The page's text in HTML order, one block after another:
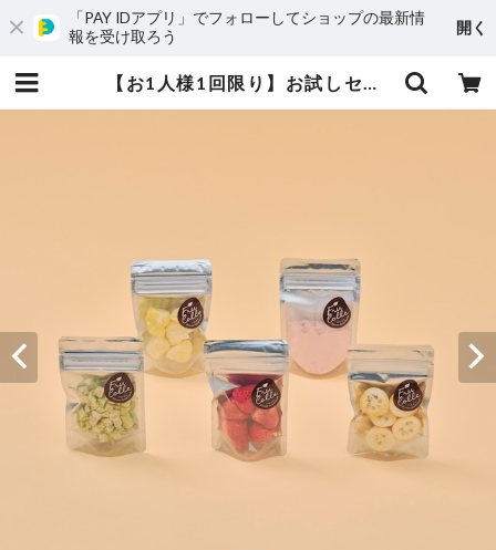
「PAY IDアプリ」でフォローしてショップの最新情
報を受け取ろう
開く
【お1人様1回限り】お試しセット | FruColle（フルコレ）オンラインストア